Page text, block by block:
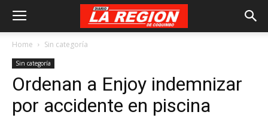
Home Sin categoría
Sin categoría
Ordenan a Enjoy indemnizar
por accidente en piscina